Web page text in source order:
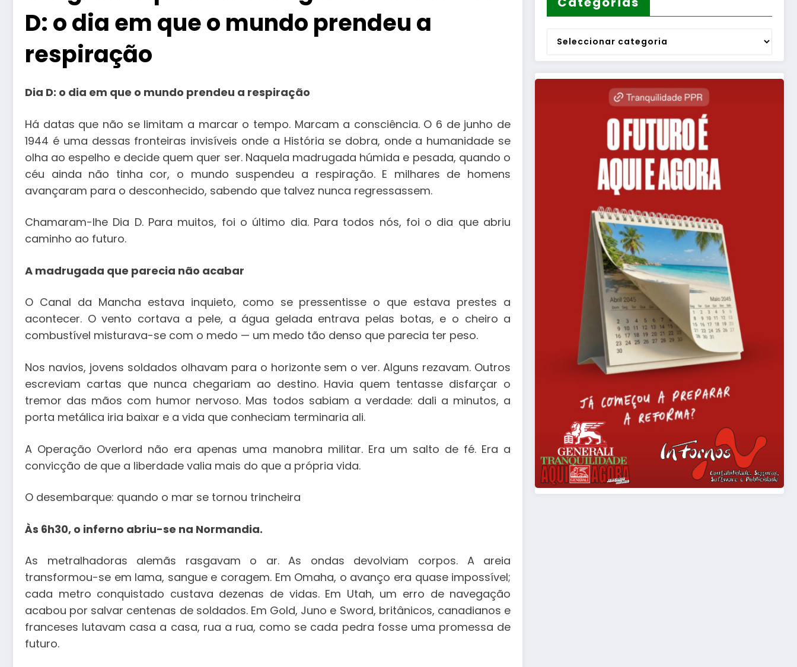
D: o dia em que o mundo prendeu a
respiração
Dia D: o dia em que o mundo prendeu a respiração
Há datas que não se limitam a marcar o tempo. Marcam a consciência. O 6 de junho de
1944 é uma dessas fronteiras invisíveis onde a História se dobra, onde a humanidade se
olha ao espelho e decide quem quer ser. Naquela madrugada húmida e pesada, quando o
céu ainda não tinha cor, o mundo suspendeu a respiração. E milhares de homens
avançaram para o desconhecido, sabendo que talvez nunca regressassem.
Chamaram-lhe Dia D. Para muitos, foi o último dia. Para todos nós, foi o dia que abriu
caminho ao futuro.
A madrugada que parecia não acabar
O Canal da Mancha estava inquieto, como se pressentisse o que estava prestes a
acontecer. O vento cortava a pele, a água gelada entrava pelas botas, e o cheiro a
combustível misturava-se com o medo — um medo tão denso que parecia ter peso.
Nos navios, jovens soldados olhavam para o horizonte sem o ver. Alguns rezavam. Outros
escreviam cartas que nunca chegariam ao destino. Havia quem tentasse disfarçar o
tremor das mãos com humor nervoso. Mas todos sabiam a verdade: dali a minutos, a
porta metálica iria baixar e a vida que conheciam terminaria ali.
A Operação Overlord não era apenas uma manobra militar. Era um salto de fé. Era a
convicção de que a liberdade valia mais do que a própria vida.
O desembarque: quando o mar se tornou trincheira
Às 6h30, o inferno abriu-se na Normandia.
As metralhadoras alemãs rasgavam o ar. As ondas devolviam corpos. A areia
transformou-se em lama, sangue e coragem. Em Omaha, o avanço era quase impossível;
cada metro conquistado custava dezenas de vidas. Em Utah, um erro de navegação
acabou por salvar centenas de soldados. Em Gold, Juno e Sword, britânicos, canadianos e
franceses lutavam casa a casa, rua a rua, como se cada pedra fosse uma promessa de
futuro.
Categorias